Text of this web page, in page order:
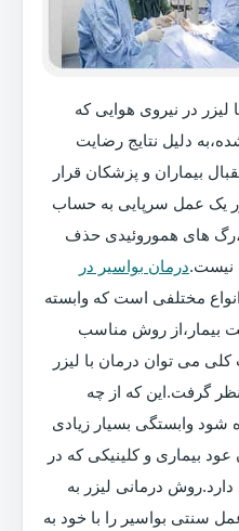
لیزر در نیروی هوایی که
دلیل نتایج رضایت
بیماران و پزشکان قرار
یک عمل سرپایی به حساب
های هموروئیدی حذف
نیست.درمان بواسیر در
مختلفی است که وابسته
بیمار،از روش مناسب
می توان درمان با لیزر
گرفت.این که از چه
شود وابستگی بسیار زیادی
بیماری و کلینیکی که در
دارد.روش درمانی لیزر به
سنتی بواسیر را با خود به